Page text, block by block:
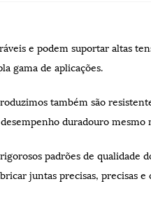
​​e podem suportar altas
gama de aplicações.
também são
duradouro mesmo
padrões de
juntas precisas, precisas e